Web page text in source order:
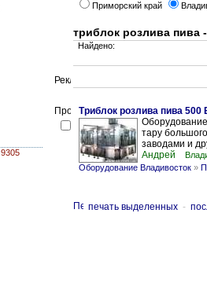
9305
Приморский край
триблок розлива пива
Найдено:
Триблок розлива пива
тару
заводами и
Андрей
Оборудование Владивосток »
печать выделенных -